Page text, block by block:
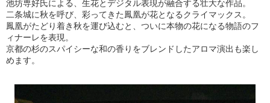
池坊専好氏による、生花とデジタル表現が融合する壮大な作品。
二条城に秋を呼び、彩ってきた鳳凰が花となるクライマックス。
鳳凰がたどり着き秋を運び込むと、ついに本物の花になる物語のフ
ィナーレを表現。
京都の杉のスパイシーな和の香りをブレンドしたアロマ演出も楽し
めます。